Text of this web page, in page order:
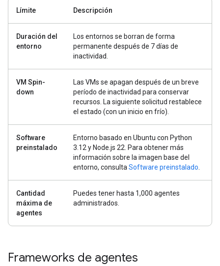
Límite Descripción
Duración del
entorno
Los entornos se borran de forma
permanente después de 7 días de
inactividad.
VM Spin-
down
Las VMs se apagan después de un breve
período de inactividad para conservar
recursos. La siguiente solicitud restablece
el estado (con un inicio en frío).
Software
preinstalado
Entorno basado en Ubuntu con Python
3.12 y Node.js 22. Para obtener más
información sobre la imagen base del
entorno, consulta Software preinstalado
Cantidad
máxima de
agentes
Puedes tener hasta 1,000 agentes
administrados.
Frameworks de agentes